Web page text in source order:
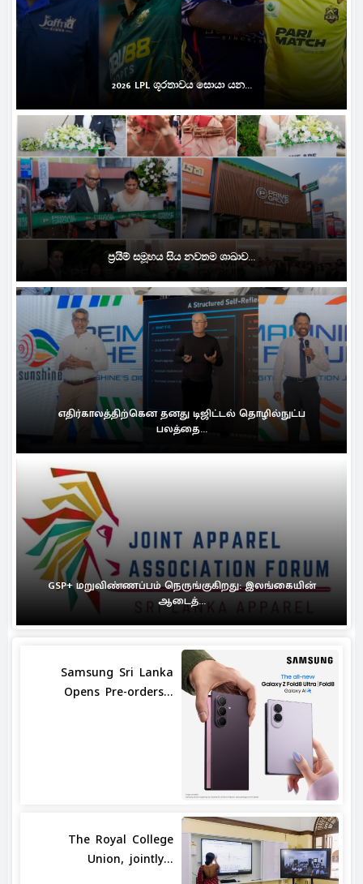
2026 LPL ශූරතාවය සොයා යන...
ප්‍රයිම් සමූහය සිය නවතම ශාඛාව...
எதிர்காலத்திற்கென தனது டிஜிட்டல் தொழில்நுட்ப
பலத்தை...
GSP+ மறுவிண்ணப்பம் நெருங்குகிறது: இலங்கையின்
ஆடைத்...
Samsung Sri Lanka
Opens Pre-orders...
The Royal College
Union, jointly...